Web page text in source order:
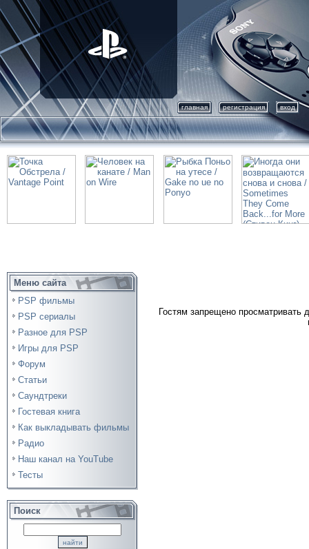
главная регистрация вход
Меню сайта
PSP фильмы
PSP сериалы
Разное для PSP
Игры для PSP
Форум
Статьи
Саундтреки
Гостевая книга
Как выкладывать фильмы
Радио
Наш канал на YouTube
Тесты
Поиск
Гостям запрещено просматривать